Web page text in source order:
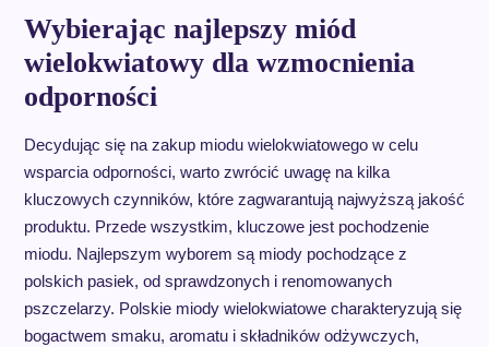
Wybierając najlepszy miód
wielokwiatowy dla wzmocnienia
odporności
Decydując się na zakup miodu wielokwiatowego w celu
wsparcia odporności, warto zwrócić uwagę na kilka
kluczowych czynników, które zagwarantują najwyższą jakość
produktu. Przede wszystkim, kluczowe jest pochodzenie
miodu. Najlepszym wyborem są miody pochodzące z
polskich pasiek, od sprawdzonych i renomowanych
pszczelarzy. Polskie miody wielokwiatowe charakteryzują się
bogactwem smaku, aromatu i składników odżywczych,